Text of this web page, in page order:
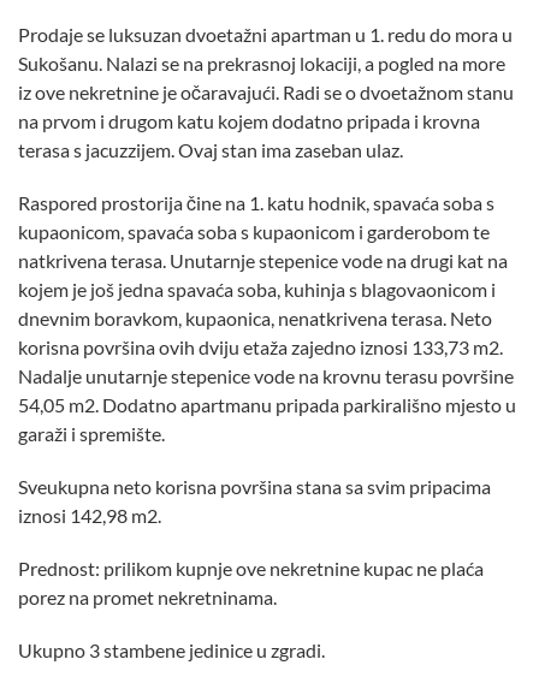
Prodaje se luksuzan dvoetažni apartman u 1. redu do mora u
Sukošanu. Nalazi se na prekrasnoj lokaciji, a pogled na more
iz ove nekretnine je očaravajući. Radi se o dvoetažnom stanu
na prvom i drugom katu kojem dodatno pripada i krovna
terasa s jacuzzijem. Ovaj stan ima zaseban ulaz.
Raspored prostorija čine na 1. katu hodnik, spavaća soba s
kupaonicom, spavaća soba s kupaonicom i garderobom te
natkrivena terasa. Unutarnje stepenice vode na drugi kat na
kojem je još jedna spavaća soba, kuhinja s blagovaonicom i
dnevnim boravkom, kupaonica, nenatkrivena terasa. Neto
korisna površina ovih dviju etaža zajedno iznosi 133,73 m2.
Nadalje unutarnje stepenice vode na krovnu terasu površine
54,05 m2. Dodatno apartmanu pripada parkirališno mjesto u
garaži i spremište.
Sveukupna neto korisna površina stana sa svim pripacima
iznosi 142,98 m2.
Prednost: prilikom kupnje ove nekretnine kupac ne plaća
porez na promet nekretninama.
Ukupno 3 stambene jedinice u zgradi.